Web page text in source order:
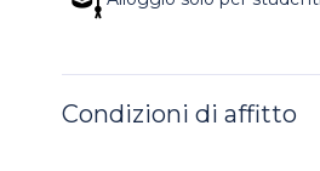
Condizioni di affitto